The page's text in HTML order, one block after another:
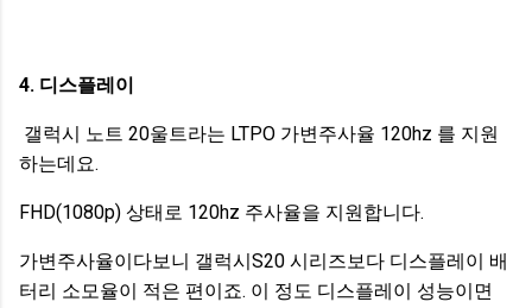
4. 디스플레이
갤럭시 노트 20울트라는 LTPO 가변주사율 120hz 를 지원
하는데요.
FHD(1080p) 상태로 120hz 주사율을 지원합니다.
가변주사율이다보니 갤럭시S20 시리즈보다 디스플레이 배
터리 소모율이 적은 편이죠. 이 정도 디스플레이 성능이면